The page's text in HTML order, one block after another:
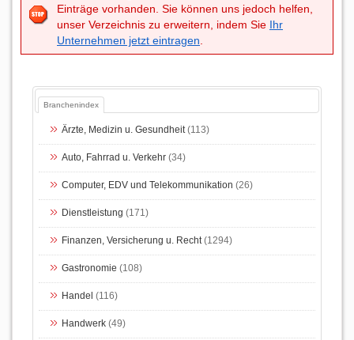
Einträge vorhanden. Sie können uns jedoch helfen,
unser Verzeichnis zu erweitern, indem Sie Ihr
Unternehmen jetzt eintragen
Branchenindex
Ärzte, Medizin u. Gesundheit(113)
Auto, Fahrrad u. Verkehr (34)
Computer, EDV und Telekommunikation (26)
Dienstleistung (171)
Finanzen, Versicherung u. Recht(1294)
Gastronomie (108)
Handel (116)
Handwerk (49)